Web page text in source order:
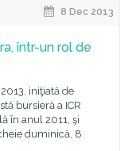
8 Dec 2013
într-un rol de
iniţiată de
bursieră a ICR
în anul 2011, şi
duminică, 8